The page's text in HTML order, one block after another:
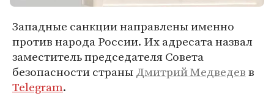
Западные санкции направлены именно
против народа России. Их адресата назвал
заместитель председателя Совета
безопасности страныДмитрий Медведевв
Telegram.